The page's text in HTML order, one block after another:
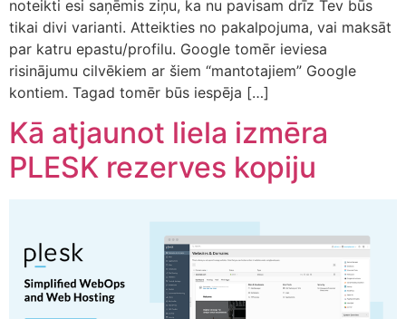
noteikti esi saņēmis ziņu, ka nu pavisam drīz Tev būs
tikai divi varianti. Atteikties no pakalpojuma, vai maksāt
par katru epastu/profilu. Google tomēr ieviesa
risinājumu cilvēkiem ar šiem “mantotajiem” Google
kontiem. Tagad tomēr būs iespēja […]
Kā atjaunot liela izmēra
PLESK rezerves kopiju